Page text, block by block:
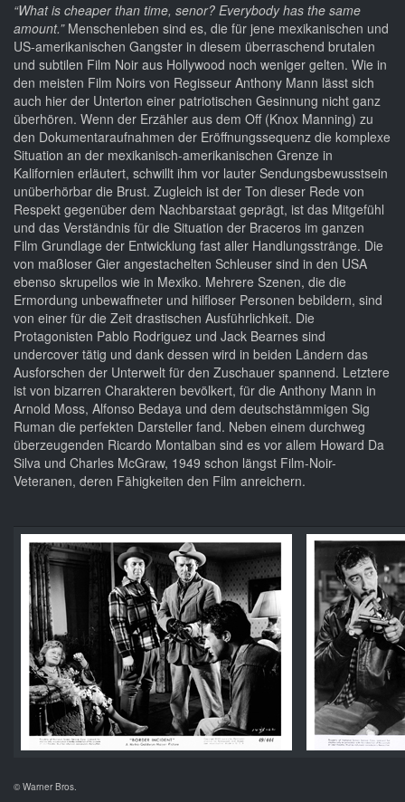
“What is cheaper than time, senor? Everybody has the same
amount.”Menschenleben sind es, die für jene mexikanischen und
US-amerikanischen Gangster in diesem überraschend brutalen
und subtilen Film Noir aus Hollywood noch weniger gelten. Wie in
den meisten Film Noirs von Regisseur Anthony Mann lässt sich
auch hier der Unterton einer patriotischen Gesinnung nicht ganz
überhören. Wenn der Erzähler aus dem Off (Knox Manning) zu
den Dokumentaraufnahmen der Eröffnungssequenz die komplexe
Situation an der mexikanisch-amerikanischen Grenze in
Kalifornien erläutert, schwillt ihm vor lauter Sendungsbewusstsein
unüberhörbar die Brust. Zugleich ist der Ton dieser Rede von
Respekt gegenüber dem Nachbarstaat geprägt, ist das Mitgefühl
und das Verständnis für die Situation der Braceros im ganzen
Film Grundlage der Entwicklung fast aller Handlungsstränge. Die
von maßloser Gier angestachelten Schleuser sind in den USA
ebenso skrupellos wie in Mexiko. Mehrere Szenen, die die
Ermordung unbewaffneter und hilfloser Personen bebildern, sind
von einer für die Zeit drastischen Ausführlichkeit. Die
Protagonisten Pablo Rodriguez und Jack Bearnes sind
undercover tätig und dank dessen wird in beiden Ländern das
Ausforschen der Unterwelt für den Zuschauer spannend. Letztere
ist von bizarren Charakteren bevölkert, für die Anthony Mann in
Arnold Moss, Alfonso Bedaya und dem deutschstämmigen Sig
Ruman die perfekten Darsteller fand. Neben einem durchweg
überzeugenden Ricardo Montalban sind es vor allem Howard Da
Silva und Charles McGraw, 1949 schon längst Film-Noir-
Veteranen, deren Fähigkeiten den Film anreichern.
© Warner Bros.